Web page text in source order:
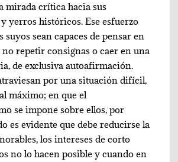
mirada crítica hacia sus
yerros históricos. Ese esfuerzo
suyos sean capaces de pensar en
repetir consignas o caer en una
de exclusiva autoafirmación.
por una situación difícil,
máximo; en que el
se impone sobre ellos, por
es evidente que debe reducirse la
los intereses de corto
no lo hacen posible y cuando en